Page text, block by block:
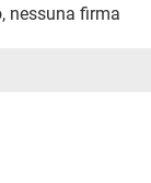
nessuna firma